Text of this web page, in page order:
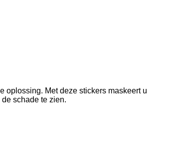
oplossing. Met deze stickers maskeert u
schade te zien.